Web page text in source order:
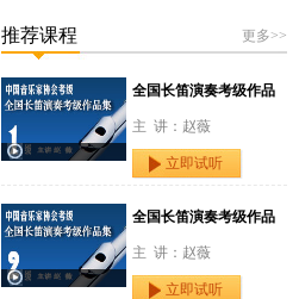
更多>>
推荐课程
全国长笛演奏考级作品
主 讲：赵薇
立即试听
全国长笛演奏考级作品
主 讲：赵薇
立即试听